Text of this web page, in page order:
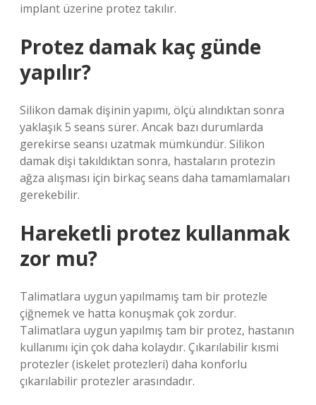
implant üzerine protez takılır.
Protez damak kaç günde
yapılır?
Silikon damak dişinin yapımı, ölçü alındıktan sonra
yaklaşık 5 seans sürer. Ancak bazı durumlarda
gerekirse seansı uzatmak mümkündür. Silikon
damak dişi takıldıktan sonra, hastaların protezin
ağza alışması için birkaç seans daha tamamlamaları
gerekebilir.
Hareketli protez kullanmak
zor mu?
Talimatlara uygun yapılmamış tam bir protezle
çiğnemek ve hatta konuşmak çok zordur.
Talimatlara uygun yapılmış tam bir protez, hastanın
kullanımı için çok daha kolaydır. Çıkarılabilir kısmi
protezler (iskelet protezleri) daha konforlu
çıkarılabilir protezler arasındadır.